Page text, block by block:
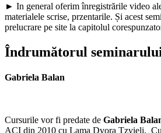
► In general oferim înregistrările video
materialele scrise, przentarile. Și acest
prelucrare pe site la capitolul
Îndrumătorul
Gabriela Balan
Cursurile vor fi predate de Gabriela
ACI din 2010 cu Lama Dvora Tzvieli.